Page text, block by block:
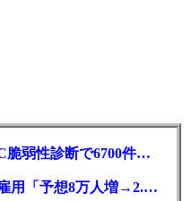
【今日の仮想通貨】AIのBTC脆弱性診断で6700件の指摘。赤字マイニング企業はAIに賭ける
【今日のマクロ経済】米7月雇用「予想8万人増→2.3万人減」で利上げ観測後退